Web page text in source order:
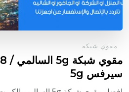
مقوي شبكة
سيرفس 5g